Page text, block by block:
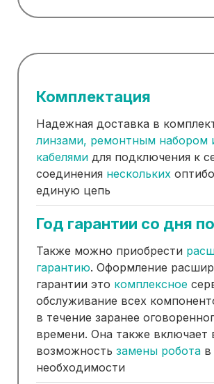
Комплектация
Надежная доставка в
линзами, ремонтным набором
кабелями для подключения к
соединения нескольких
единую цепь
Год гарантии со дня
Также можно приобрести
гарантию. Оформление
гарантии это комплексное
обслуживание всех
в течение заранее
времени. Она также включает
возможность замены робота в
необходимости